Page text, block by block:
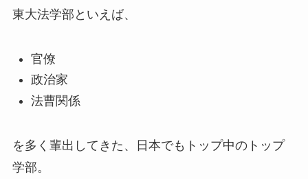
東大法学部といえば、
官僚
政治家
法曹関係
を多く輩出してきた、日本でもトップ中のトップ
学部。